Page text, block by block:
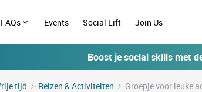
FAQs Events Social Lift Join Us
Boost je social skills met
tijd Reizen & Activiteiten Groepje voor leuke